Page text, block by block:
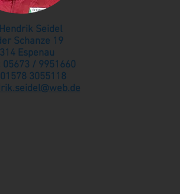
Seidel
Schanze 19
Espenau
05673 / 9951660
3055118